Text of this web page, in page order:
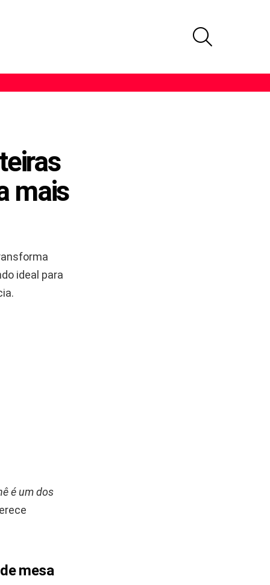
mais
ideal para
é um dos
mesa